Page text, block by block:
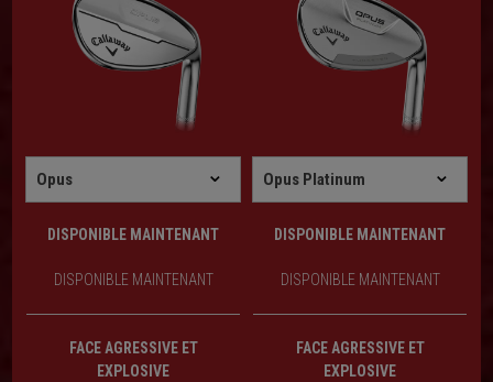
DISPONIBLE MAINTENANT DISPONIBLE MAINTENANT
DISPONIBLE MAINTENANT DISPONIBLE MAINTENANT
FACE AGRESSIVE ET
EXPLOSIVE
FACE AGRESSIVE ET
EXPLOSIVE